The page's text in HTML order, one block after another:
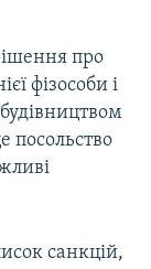
про
фізособи і
посольство
санкцій,